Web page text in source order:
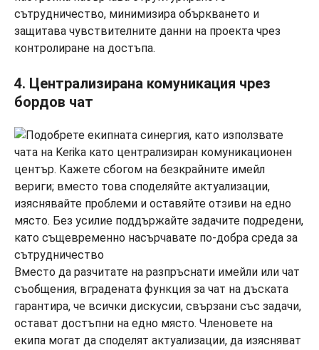
сътрудничество, минимизира объркването и
защитава чувствителните данни на проекта чрез
контролиране на достъпа.
4. Централизирана комуникация чрез
бордов чат
Вместо да разчитате на разпръснати имейли или чат
съобщения, вградената функция за чат на дъската
гарантира, че всички дискусии, свързани със задачи,
остават достъпни на едно място. Членовете на
екипа могат да споделят актуализации, да изясняват